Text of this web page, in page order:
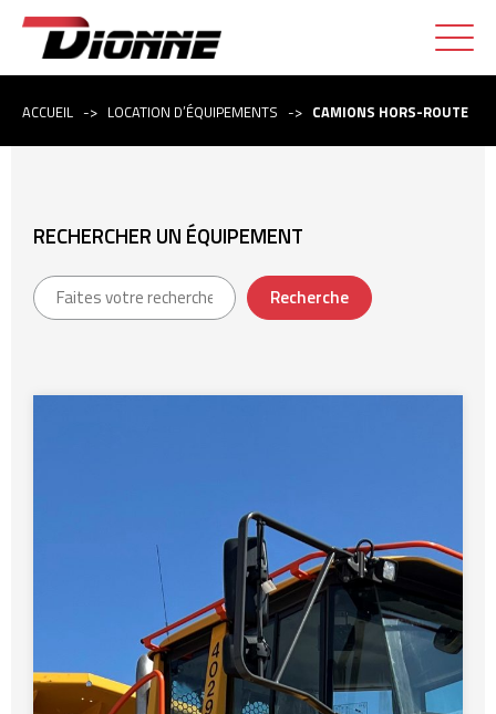
ACCUEIL -> LOCATION D’ÉQUIPEMENTS -> CAMIONS HORS-ROUTE
RECHERCHER UN ÉQUIPEMENT
Recherche